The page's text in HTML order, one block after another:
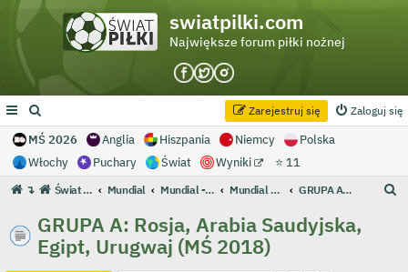
swiatpilki.com
Największe forum piłki nożnej
Zaloguj się
Zarejestruj się
MŚ 2026 Anglia Hiszpania Niemcy
Polska
Włochy
Puchary Świat Wyniki ⭐ 11
↴ Świat Piłki - Największe forum piłki nożnej Mundial Mundial - Archiwum Mundial 2018 Rosja GRUPA A: Rosja, Arabia Saudyjska, Egipt, Urugwaj (MŚ 2018)
GRUPA A: Rosja, Arabia Saudyjska,
Egipt, Urugwaj (MŚ 2018)